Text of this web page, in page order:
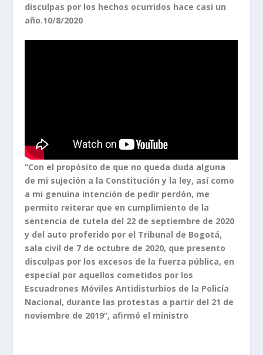
disculpas por los hechos ocurridos hace casi un
año.10/8/2020
“Con el propósito de que no queda duda alguna
de mi sujeción a la Constitución y la ley, así como
a mi genuina intención de pedir perdón, me
permito reiterar que en cumplimiento de la
sentencia de tutela del 22 de septiembre de 2020
y del auto proferido por el Tribunal de Bogotá,
sala civil de 7 de octubre de 2020, que presento
disculpas por los excesos de la fuerza pública, en
especial por aquellos cometidos por los
Escuadrones Móviles Antidisturbios de la Policía
Nacional, durante las protestas a partir del 21 de
noviembre de 2019”, afirmó el ministro